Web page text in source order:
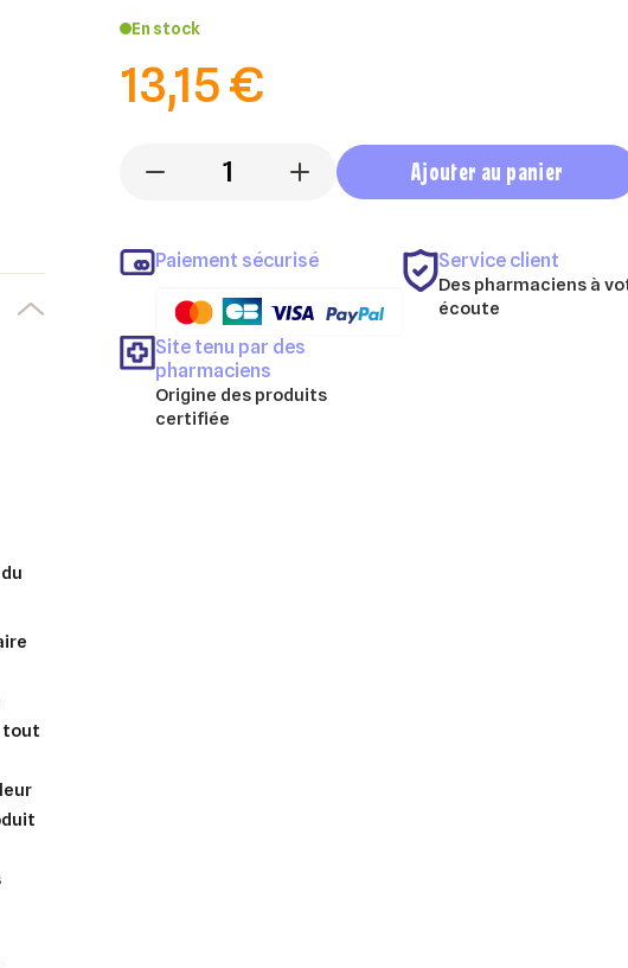
En stock
13,15 €
- + Ajouter au panier
Paiement sécurisé Service client
Des pharmaciens à
écoute
Site tenu par des
pharmaciens
Origine des produits
certifiée
tout